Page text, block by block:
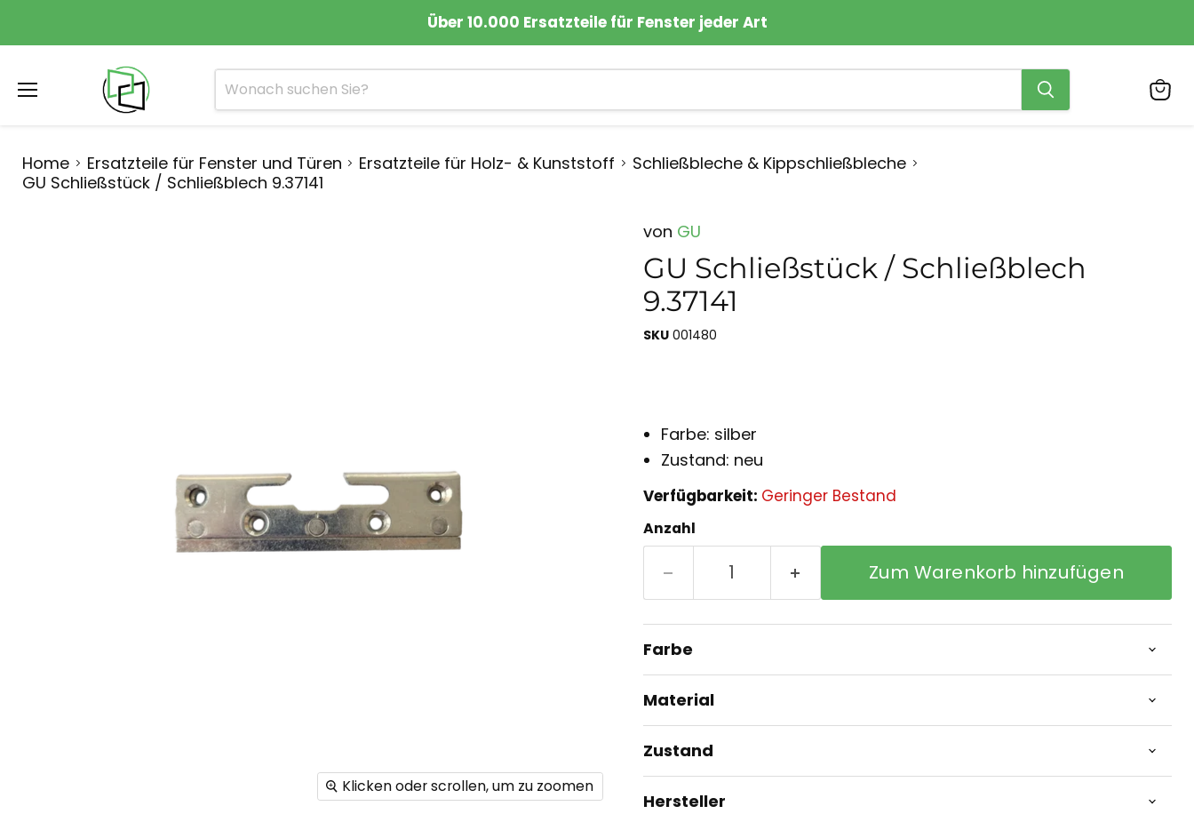
Über 10.000 Ersatzteile für Fenster jeder Art
Home
Ersatzteile für Fenster und Türen Ersatzteile für Holz- & Kunststoff
Schließbleche & Kippschließbleche
GU Schließstück / Schließblech 9.37141
Klicken oder scrollen, um zu zoomen
von GU
GU Schließstück / Schließblech
9.37141
SKU 001480
Farbe: silber
Zustand: neu
Verfügbarkeit: Geringer Bestand
Anzahl
Zum Warenkorb hinzufügen
Farbe
Material
Zustand
Hersteller